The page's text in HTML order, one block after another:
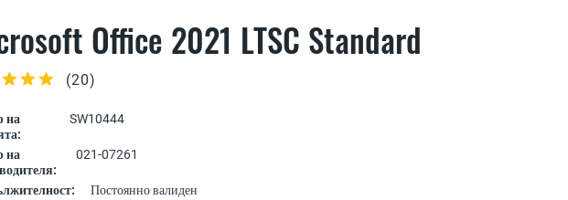
Office 2021 LTSC Standard
(20)
на
SW10444
на
021-07261
Постоянно валиден